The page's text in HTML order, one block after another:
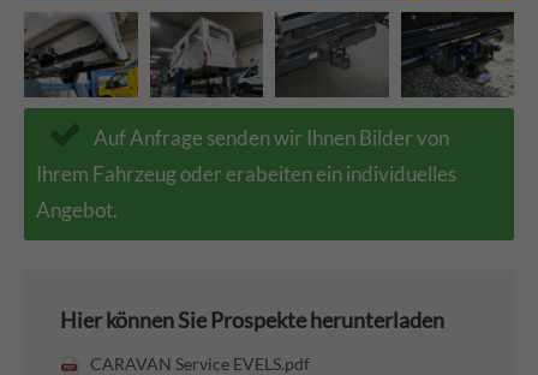
Auf Anfrage senden wir Ihnen Bilder von
Ihrem Fahrzeug oder erabeiten ein individuelles
Angebot.
Hier können Sie Prospekte herunterladen
CARAVAN Service EVELS.pdf